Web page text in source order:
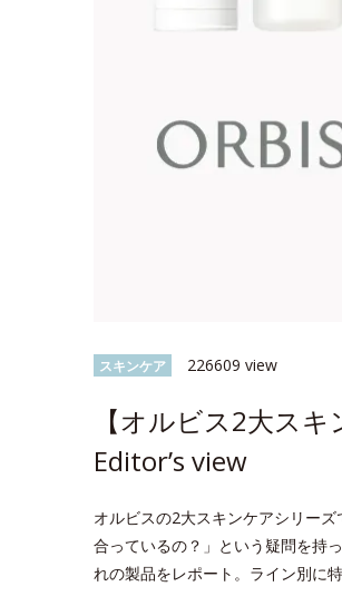
スキンケア 226609 view
【オルビス2大ス
Editor’s view
オルビスの2大スキンケアシリー
合っているの？」という疑問を持
れの製品をレポート。ライン別に